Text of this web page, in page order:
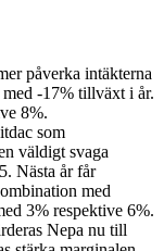
påverka intäkterna
-17% tillväxt i år.
8%.
som
väldigt svaga
Nästa år får
med
3% respektive 6%.
Nepa nu till